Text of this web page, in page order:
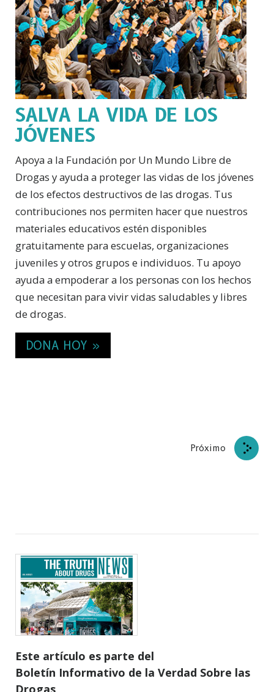
SALVA LA VIDA DE LOS
JÓVENES
Apoya a la Fundación por Un Mundo Libre de
Drogas y ayuda a proteger las vidas de los jóvenes
de los efectos destructivos de las drogas. Tus
contribuciones nos permiten hacer que nuestros
materiales educativos estén disponibles
gratuitamente para escuelas, organizaciones
juveniles y otros grupos e individuos. Tu apoyo
ayuda a empoderar a los personas con los hechos
que necesitan para vivir vidas saludables y libres
de drogas.
DONA HOY »
Próximo
Este artículo es parte del
Boletín Informativo de la Verdad Sobre las
Drogas